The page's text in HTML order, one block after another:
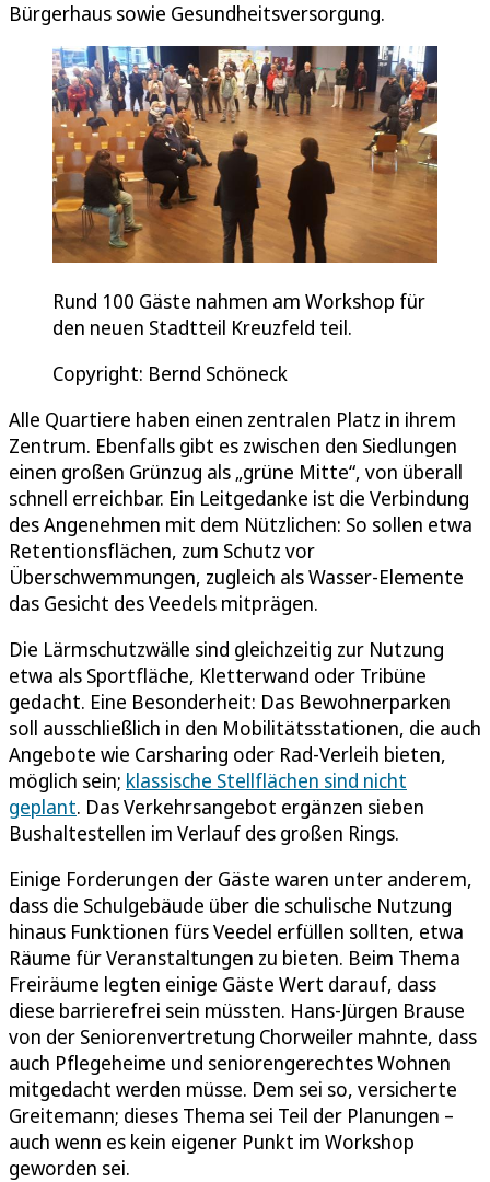
Bürgerhaus sowie Gesundheitsversorgung.
Rund 100 Gäste nahmen am Workshop für
den neuen Stadtteil Kreuzfeld teil.
Copyright: Bernd Schöneck
Alle Quartiere haben einen zentralen Platz in ihrem
Zentrum. Ebenfalls gibt es zwischen den Siedlungen
einen großen Grünzug als „grüne Mitte“, von überall
schnell erreichbar. Ein Leitgedanke ist die Verbindung
des Angenehmen mit dem Nützlichen: So sollen etwa
Retentionsflächen, zum Schutz vor
Überschwemmungen, zugleich als Wasser-Elemente
das Gesicht des Veedels mitprägen.
Die Lärmschutzwälle sind gleichzeitig zur Nutzung
etwa als Sportfläche, Kletterwand oder Tribüne
gedacht. Eine Besonderheit: Das Bewohnerparken
soll ausschließlich in den Mobilitätsstationen, die auch
Angebote wie Carsharing oder Rad-Verleih bieten,
möglich sein; klassische Stellflächen sind nicht
geplant. Das Verkehrsangebot ergänzen sieben
Bushaltestellen im Verlauf des großen Rings.
Einige Forderungen der Gäste waren unter anderem,
dass die Schulgebäude über die schulische Nutzung
hinaus Funktionen fürs Veedel erfüllen sollten, etwa
Räume für Veranstaltungen zu bieten. Beim Thema
Freiräume legten einige Gäste Wert darauf, dass
diese barrierefrei sein müssten. Hans-Jürgen Brause
von der Seniorenvertretung Chorweiler mahnte, dass
auch Pflegeheime und seniorengerechtes Wohnen
mitgedacht werden müsse. Dem sei so, versicherte
Greitemann; dieses Thema sei Teil der Planungen –
auch wenn es kein eigener Punkt im Workshop
geworden sei.